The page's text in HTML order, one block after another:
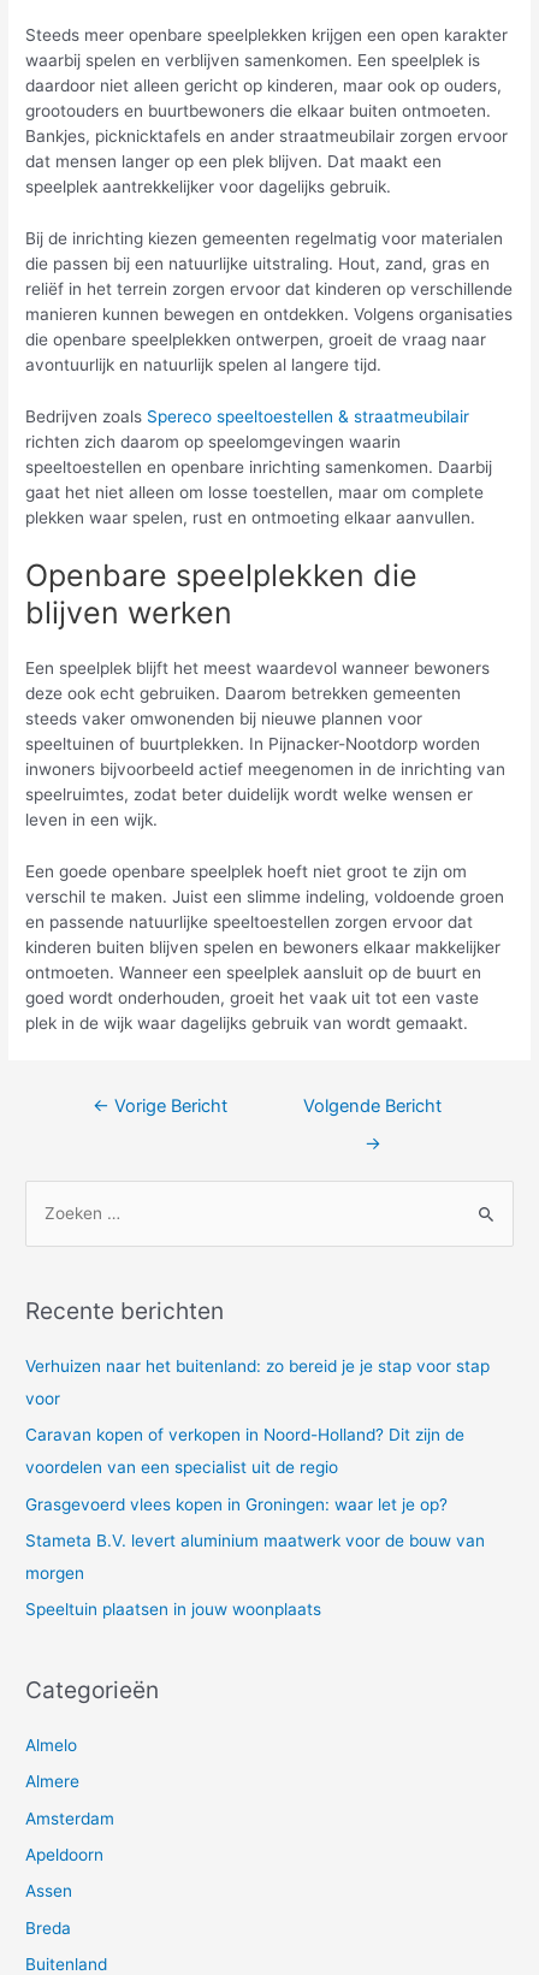
Steeds meer openbare speelplekken krijgen een open karakter
waarbij spelen en verblijven samenkomen. Een speelplek is
daardoor niet alleen gericht op kinderen, maar ook op ouders,
grootouders en buurtbewoners die elkaar buiten ontmoeten.
Bankjes, picknicktafels en ander straatmeubilair zorgen ervoor
dat mensen langer op een plek blijven. Dat maakt een
speelplek aantrekkelijker voor dagelijks gebruik.
Bij de inrichting kiezen gemeenten regelmatig voor materialen
die passen bij een natuurlijke uitstraling. Hout, zand, gras en
reliëf in het terrein zorgen ervoor dat kinderen op verschillende
manieren kunnen bewegen en ontdekken. Volgens organisaties
die openbare speelplekken ontwerpen, groeit de vraag naar
avontuurlijk en natuurlijk spelen al langere tijd.
Bedrijven zoals Spereco speeltoestellen & straatmeubilair
richten zich daarom op speelomgevingen waarin
speeltoestellen en openbare inrichting samenkomen. Daarbij
gaat het niet alleen om losse toestellen, maar om complete
plekken waar spelen, rust en ontmoeting elkaar aanvullen.
Openbare speelplekken die
blijven werken
Een speelplek blijft het meest waardevol wanneer bewoners
deze ook echt gebruiken. Daarom betrekken gemeenten
steeds vaker omwonenden bij nieuwe plannen voor
speeltuinen of buurtplekken. In Pijnacker-Nootdorp worden
inwoners bijvoorbeeld actief meegenomen in de inrichting van
speelruimtes, zodat beter duidelijk wordt welke wensen er
leven in een wijk.
Een goede openbare speelplek hoeft niet groot te zijn om
verschil te maken. Juist een slimme indeling, voldoende groen
en passende natuurlijke speeltoestellen zorgen ervoor dat
kinderen buiten blijven spelen en bewoners elkaar makkelijker
ontmoeten. Wanneer een speelplek aansluit op de buurt en
goed wordt onderhouden, groeit het vaak uit tot een vaste
plek in de wijk waar dagelijks gebruik van wordt gemaakt.
Bericht
← Vorige Bericht
Volgende Bericht
→
n
a
a
Recente berichten
Verhuizen naar het buitenland: zo bereid je je stap voor stap
voor
Caravan kopen of verkopen in Noord-Holland? Dit zijn de
voordelen van een specialist uit de regio
Grasgevoerd vlees kopen in Groningen: waar let je op?
Stameta B.V. levert aluminium maatwerk voor de bouw van
morgen
Speeltuin plaatsen in jouw woonplaats
Categorieën
Almelo
Almere
Amsterdam
Apeldoorn
Assen
Breda
Buitenland